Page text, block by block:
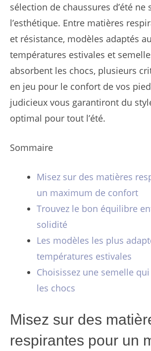
sélection de chaussures d’été ne
l’esthétique. Entre matières
et résistance, modèles adaptés
températures estivales et
absorbent les chocs, plusieurs
en jeu pour le confort de vos
judicieux vous garantiront du
optimal pour tout l’été.
Sommaire
Misez sur des matières
un maximum de confort
Trouvez le bon équilibre
solidité
Les modèles les plus
températures estivales
Choisissez une semelle
les chocs
Misez sur des
respirantes pour un